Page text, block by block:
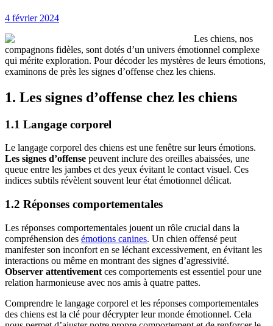
4 février 2024
Les chiens, nos
compagnons fidèles, sont dotés d’un univers émotionnel complexe
qui mérite exploration. Pour décoder les mystères de leurs émotions,
examinons de près les signes d’offense chez les chiens.
1. Les signes d’offense chez les chiens
1.1 Langage corporel
Le langage corporel des chiens est une fenêtre sur leurs émotions.
Les signes d’offense peuvent inclure des oreilles abaissées, une
queue entre les jambes et des yeux évitant le contact visuel. Ces
indices subtils révèlent souvent leur état émotionnel délicat.
1.2 Réponses comportementales
Les réponses comportementales jouent un rôle crucial dans la
compréhension des émotions canines. Un chien offensé peut
manifester son inconfort en se léchant excessivement, en évitant les
interactions ou même en montrant des signes d’agressivité.
Observer attentivement ces comportements est essentiel pour une
relation harmonieuse avec nos amis à quatre pattes.
Comprendre le langage corporel et les réponses comportementales
des chiens est la clé pour décrypter leur monde émotionnel. Cela